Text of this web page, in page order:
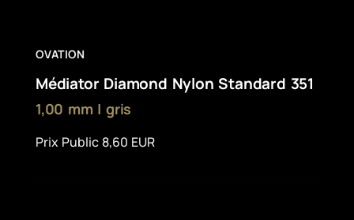
OVATION
Médiator Diamond Nylon Standard 351
1,00 mm | gris
Prix Public 8,60 EUR